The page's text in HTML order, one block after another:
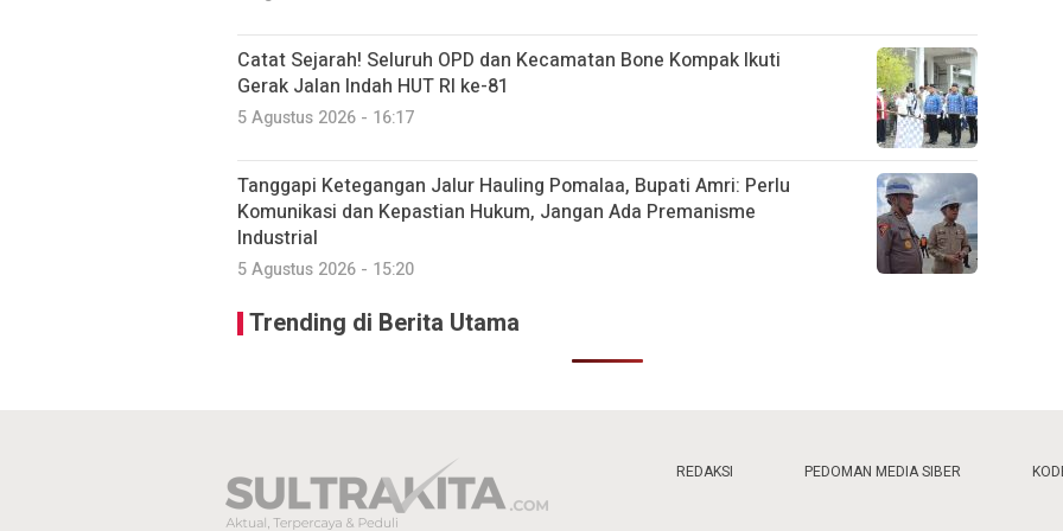
Catat Sejarah! Seluruh OPD dan Kecamatan Bone Kompak Ikuti
Gerak Jalan Indah HUT RI ke-81
5 Agustus 2026 - 16:17
Tanggapi Ketegangan Jalur Hauling Pomalaa, Bupati Amri: Perlu
Komunikasi dan Kepastian Hukum, Jangan Ada Premanisme
Industrial
5 Agustus 2026 - 15:20
Trending di Berita Utama
REDAKSI PEDOMAN MEDIA SIBER